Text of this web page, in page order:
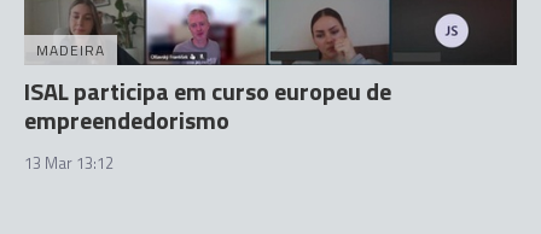
MADEIRA
ISAL participa em curso europeu de
empreendedorismo
13 Mar 13:12